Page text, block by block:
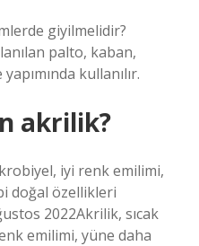
giyilmelidir?
palto, kaban,
kullanılır.
akrilik?
iyi renk emilimi,
doğal özellikleri
2022Akrilik, sıcak
emilimi, yüne daha